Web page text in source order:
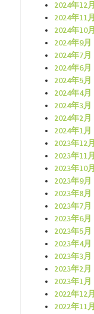
2024年12月
2024年11月
2024年10月
2024年9月
2024年7月
2024年6月
2024年5月
2024年4月
2024年3月
2024年2月
2024年1月
2023年12月
2023年11月
2023年10月
2023年9月
2023年8月
2023年7月
2023年6月
2023年5月
2023年4月
2023年3月
2023年2月
2023年1月
2022年12月
2022年11月